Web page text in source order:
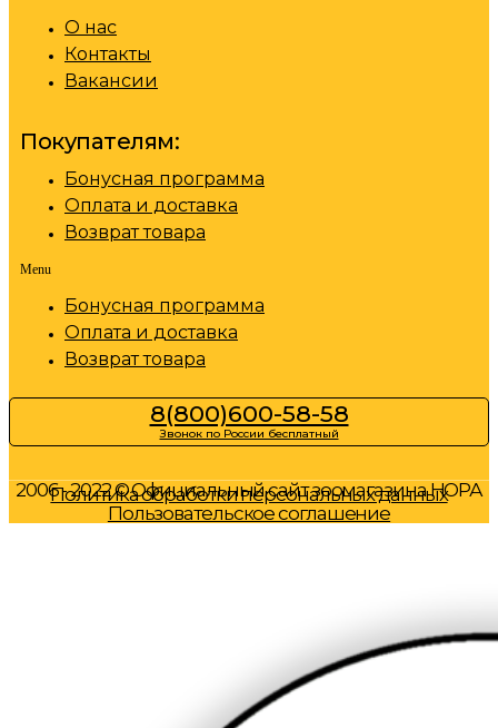
О нас
Контакты
Вакансии
Покупателям:
Бонусная программа
Оплата и доставка
Возврат товара
Menu
Бонусная программа
Оплата и доставка
Возврат товара
8(800)600-58-58
Звонок по России бесплатный
2006 - 2022 © Официальный сайт зоомагазина НОРА
Политика обработки персональных данных
Пользовательское соглашение